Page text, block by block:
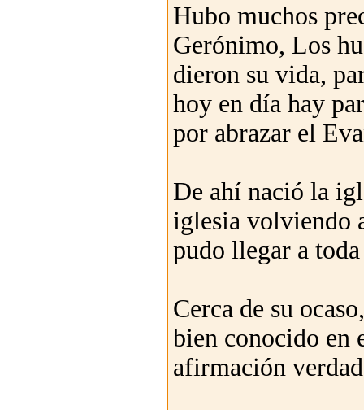
Hubo muchos
Gerónimo, Los
dieron su vida,
hoy en día hay
por abrazar el
De ahí nació la
iglesia volviendo
pudo llegar a
Cerca de su
bien conocido en
afirmación